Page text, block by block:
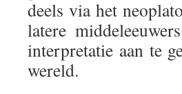
deels via het
latere
interpretatie aan te
wereld.